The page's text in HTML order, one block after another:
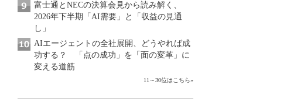
富士通とNECの決算会見から読み解く、
2026年下半期「AI需要」と「収益の見通
し」
AIエージェントの全社展開、どうやれば成
功する？ 「点の成功」を「面の変革」に
変える道筋
11～30位はこちら»